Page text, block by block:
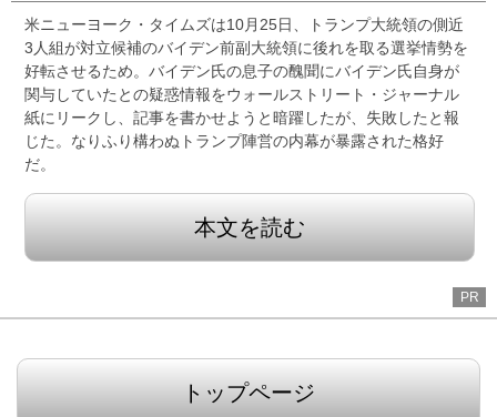
米ニューヨーク・タイムズは10月25日、トランプ大統領の側近
3人組が対立候補のバイデン前副大統領に後れを取る選挙情勢を
好転させるため。バイデン氏の息子の醜聞にバイデン氏自身が
関与していたとの疑惑情報をウォールストリート・ジャーナル
紙にリークし、記事を書かせようと暗躍したが、失敗したと報
じた。なりふり構わぬトランプ陣営の内幕が暴露された格好
だ。
本文を読む
PR
トップページ